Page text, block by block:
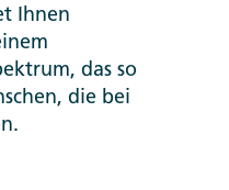
Ihnen
das so
die bei